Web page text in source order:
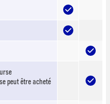
peut être acheté